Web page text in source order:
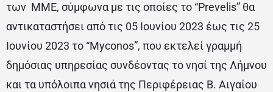
των ΜΜΕ, σύμφωνα με τις οποίες το “Prevelis” θα
αντικαταστήσει από τις 05 Ιουνίου 2023 έως τις 25
Ιουνίου 2023 το “Myconos”, που εκτελεί γραμμή
δημόσιας υπηρεσίας συνδέοντας το νησί της Λήμνου
και τα υπόλοιπα νησιά της Περιφέρειας Β. Αιγαίου